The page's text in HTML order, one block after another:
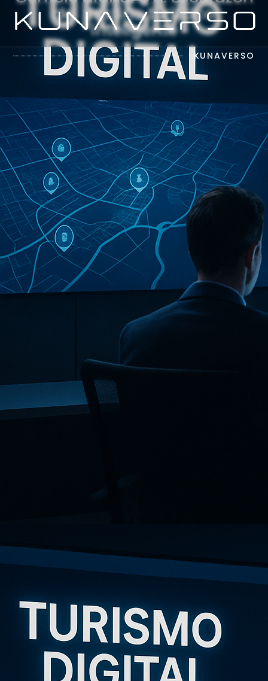
El Futuro de las Experiencias Digitales
del destino turístico
inteligente
KUNAVERSO